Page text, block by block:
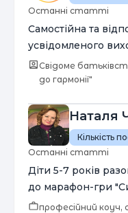
Останні статті
Самостійна та
усвідомленого
Свідоме
до гармонії"
Наталя
Кількість
Останні статті
Діти 5-7 років
до марафон-гри
професійний коуч,